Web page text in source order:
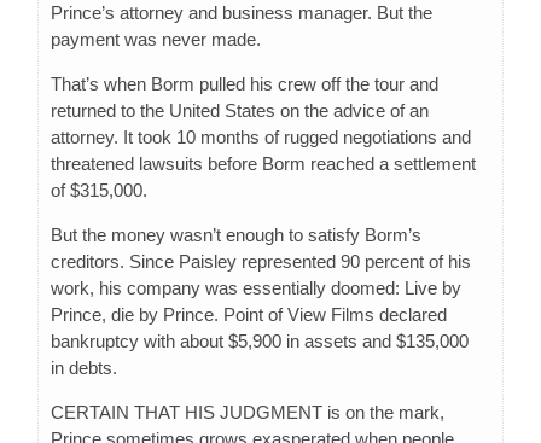
Prince’s attorney and business manager. But the
payment was never made.
That’s when Borm pulled his crew off the tour and
returned to the United States on the advice of an
attorney. It took 10 months of rugged negotiations and
threatened lawsuits before Borm reached a settlement
of $315,000.
But the money wasn’t enough to satisfy Borm’s
creditors. Since Paisley represented 90 percent of his
work, his company was essentially doomed: Live by
Prince, die by Prince. Point of View Films declared
bankruptcy with about $5,900 in assets and $135,000
in debts.
CERTAIN THAT HIS JUDGMENT is on the mark,
Prince sometimes grows exasperated when people